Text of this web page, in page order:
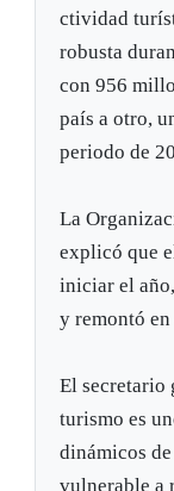
ctividad
robusta
con 956
país a otro,
periodo de
La
explicó que
iniciar el
y remontó
El secretario
turismo es
dinámicos
vulnerable a